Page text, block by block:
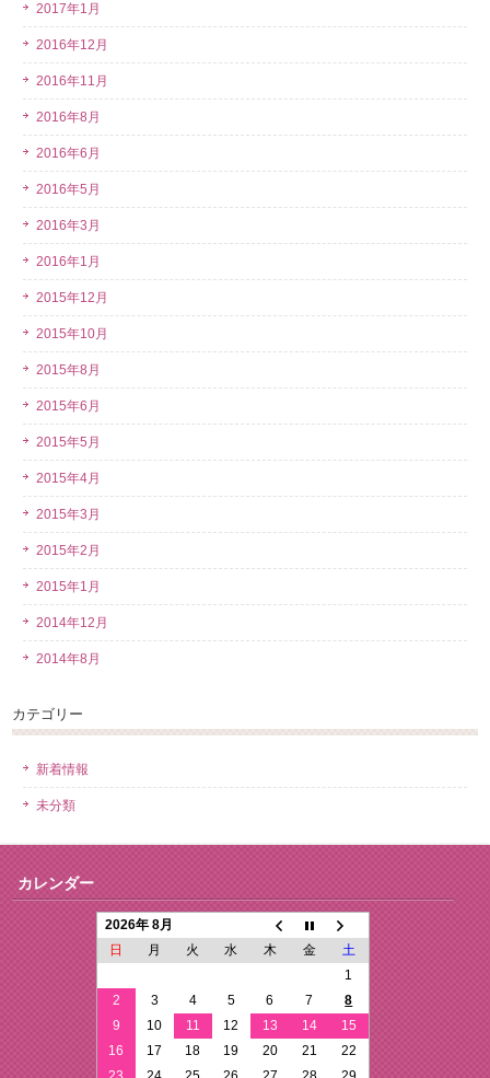
2017年1月
2016年12月
2016年11月
2016年8月
2016年6月
2016年5月
2016年3月
2016年1月
2015年12月
2015年10月
2015年8月
2015年6月
2015年5月
2015年4月
2015年3月
2015年2月
2015年1月
2014年12月
2014年8月
カテゴリー
新着情報
未分類
カレンダー
2026年 8月
日
月 火 水 木 金
土
1
2
3 4 5 6 7
8
9
10 11 12 13 14
15
16
17 18 19 20 21
22